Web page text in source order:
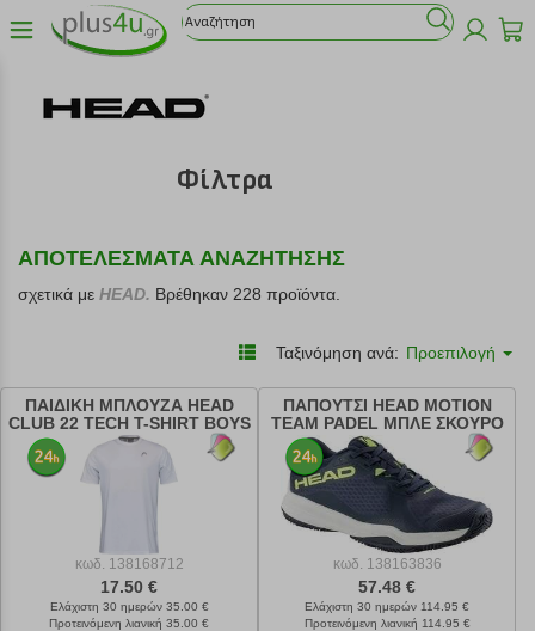
Φίλτρα
ΑΠΟΤΕΛΕΣΜΑΤΑ ΑΝΑΖΗΤΗΣΗΣ
σχετικά με HEAD. Βρέθηκαν 228 προϊόντα.
Ταξινόμηση ανά: Προεπιλογή
ΠΑΙΔΙΚΗ ΜΠΛΟΥΖΑ HEAD
CLUB 22 TECH T-SHIRT BOYS
ΛΕΥΚΗ
κωδ. 138168712
17.50 €
Ελάχιστη 30 ημερών 35.00 €
Προτεινόμενη λιανική 35.00 €
ΠΑΠΟΥΤΣΙ HEAD MOTION
TEAM PADEL ΜΠΛΕ ΣΚΟΥΡΟ
κωδ. 138163836
57.48 €
Ελάχιστη 30 ημερών 114.95 €
Προτεινόμενη λιανική 114.95 €